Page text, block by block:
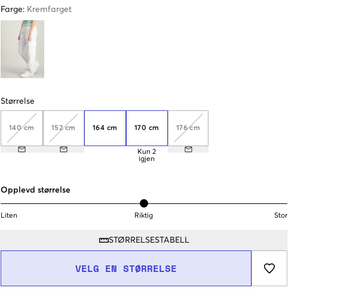
Farge: Kremfarget
Størrelse
140 cm 152 cm 164 cm 170 cm
Kun 2
igjen
176 cm
Opplevd størrelse
Liten Riktig Stor
STØRRELSESTABELL
VELG EN STØRRELSE